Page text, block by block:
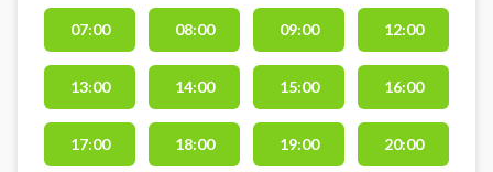
tennisbaner og spil tennis
udendørs i Aarhus på grusbanerne
hos 1900 Tennis. Der er gratis
parkering foran hallen. Medbring
selv ketcher og bolde. Der ligger
dog ofte låneketsjere/bolde under
07:00 08:00 09:00 12:00
13:00 14:00 15:00 16:00
17:00 18:00 19:00 20:00